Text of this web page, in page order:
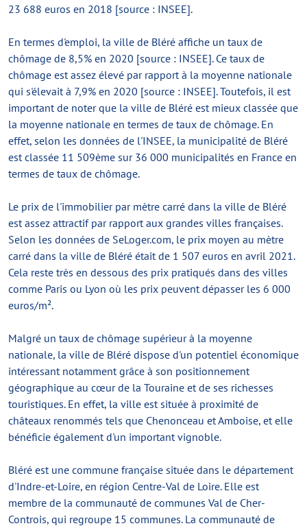
23 688 euros en 2018 [source : INSEE].
En termes d'emploi, la ville de Bléré affiche un taux de
chômage de 8,5% en 2020 [source : INSEE]. Ce taux de
chômage est assez élevé par rapport à la moyenne nationale
qui s'élevait à 7,9% en 2020 [source : INSEE]. Toutefois, il est
important de noter que la ville de Bléré est mieux classée que
la moyenne nationale en termes de taux de chômage. En
effet, selon les données de l'INSEE, la municipalité de Bléré
est classée 11 509ème sur 36 000 municipalités en France en
termes de taux de chômage.
Le prix de l'immobilier par mètre carré dans la ville de Bléré
est assez attractif par rapport aux grandes villes françaises.
Selon les données de SeLoger.com, le prix moyen au mètre
carré dans la ville de Bléré était de 1 507 euros en avril 2021.
Cela reste très en dessous des prix pratiqués dans des villes
comme Paris ou Lyon où les prix peuvent dépasser les 6 000
euros/m².
Malgré un taux de chômage supérieur à la moyenne
nationale, la ville de Bléré dispose d'un potentiel économique
intéressant notamment grâce à son positionnement
géographique au cœur de la Touraine et de ses richesses
touristiques. En effet, la ville est située à proximité de
châteaux renommés tels que Chenonceau et Amboise, et elle
bénéficie également d'un important vignoble.
Bléré est une commune française située dans le département
d'Indre-et-Loire, en région Centre-Val de Loire. Elle est
membre de la communauté de communes Val de Cher-
Controis, qui regroupe 15 communes. La communauté de